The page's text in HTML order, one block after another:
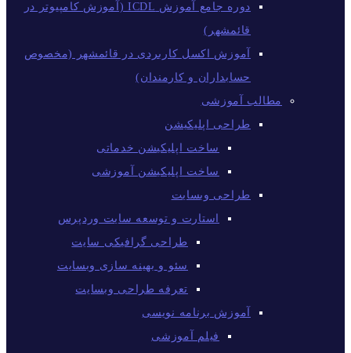
دوره جامع آموزش ICDL (آموزش کامپیوتر در
قائمشهر)
آموزش اکسل کاربردی در قائمشهر (مخصوص
حسابداران و کارمندان)
مطالب آموزشی
طراحی اپلیکیشن
ساخت اپلیکیشن خدماتی
ساخت اپلیکیشن آموزشی
طراحی وبسایت
استارت و توسعه سایت وردپرس
طراحی گرافیکی سایت
سئو و بهینه سازی وبسایت
تعرفه طراحی وبسایت
آموزش برنامه نویسی
فیلم آموزشی